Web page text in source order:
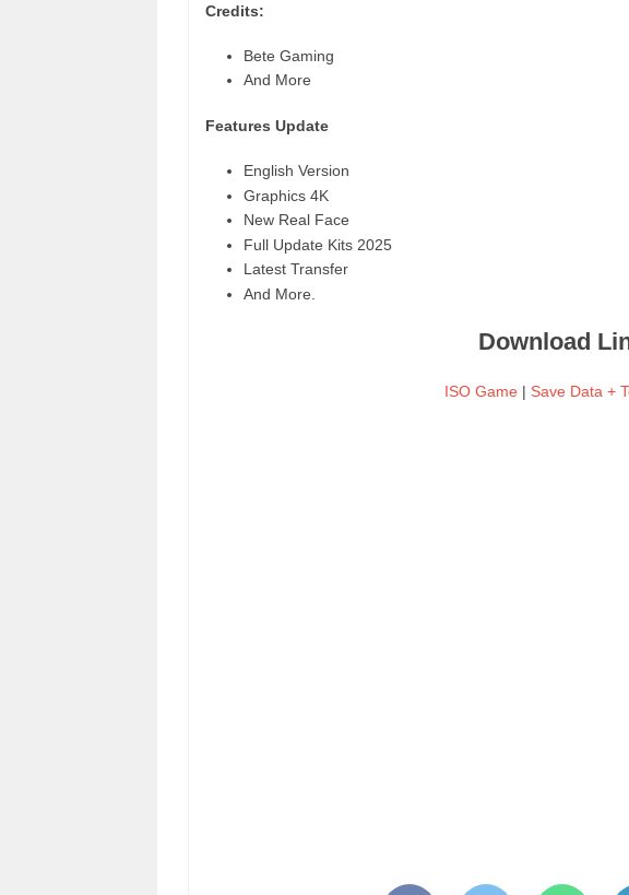
Credits:
Bete Gaming
And More
Features Update
English Version
Graphics 4K
New Real Face
Full Update Kits 2025
Latest Transfer
And More.
Download
ISO Game | Save Data +